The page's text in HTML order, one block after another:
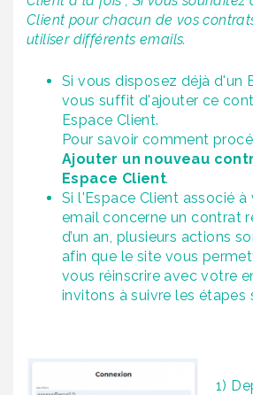
Client pour chacun de vos
utiliser différents emails.
Si vous disposez déjà d'un
vous suffit d'ajouter ce
Espace Client.
Pour savoir comment
Ajouter un nouveau
Espace Client.
Si l'Espace Client associé à
email concerne un contrat
d’un an, plusieurs actions
afin que le site vous
vous réinscrire avec votre
invitons à suivre les étapes
1)